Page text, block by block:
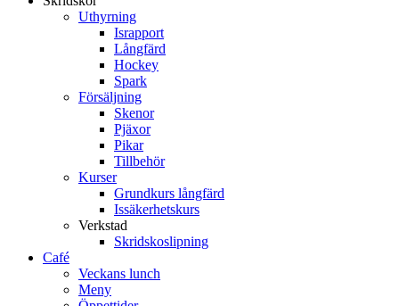
Uthyrning
Israpport
Långfärd
Hockey
Spark
Försäljning
Skenor
Pjäxor
Pikar
Tillbehör
Kurser
Grundkurs långfärd
Issäkerhetskurs
Verkstad
Skridskoslipning
Café
Veckans lunch
Meny